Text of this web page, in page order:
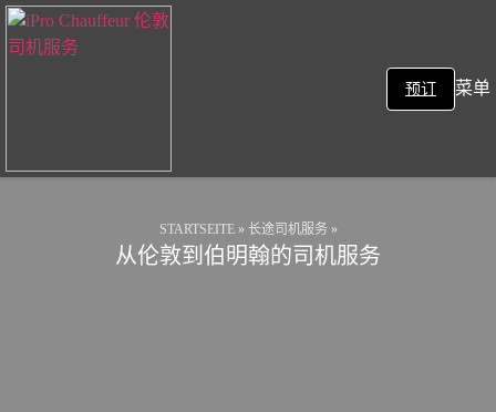
预订 菜单
STARTSEITE» 长途司机服务 »
从伦敦到伯明翰的司机服务